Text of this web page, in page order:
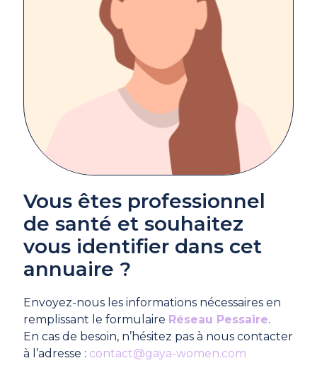
Vous êtes professionnel
de santé et souhaitez
vous identifier dans cet
annuaire ?
Envoyez-nous les informations nécessaires en
remplissant le formulaire Réseau Pessaire.
En cas de besoin, n’hésitez pas à nous contacter
à l’adresse : contact@gaya-women.com